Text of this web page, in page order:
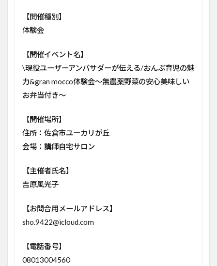
【開催種別】
体験会
【開催イベント名】
\現役ユーザーアンバサダーが伝える/おんぶ育児の魅
力&gran mocco体験会～無農薬野菜の安心美味しい
お弁当付き～
【開催場所】
住所：佐倉市ユーカリが丘
会場：講師自宅サロン
【主催者氏名】
吉原風光子
【お問合用メールアドレス】
sho.9422@icloud.com
【電話番号】
08013004560